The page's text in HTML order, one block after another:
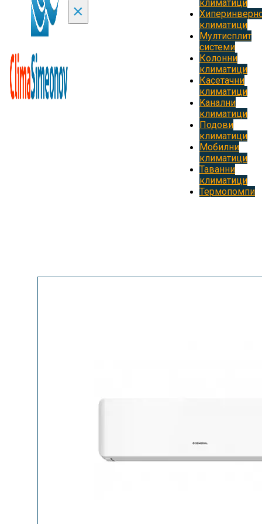
×
климатици
климатици
Мултисплит
системи
Колонни
климатици
Касетачни
климатици
Kанални
климатици
Подови
климатици
Мобилни
климатици
Таванни
климатици
Термопомпи